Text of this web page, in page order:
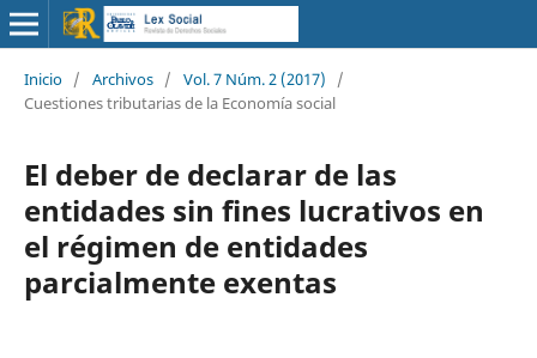
Inicio / Archivos / Vol. 7 Núm. 2 (2017)
/
Cuestiones tributarias de la Economía social
El deber de declarar de las
entidades sin fines lucrativos en
el régimen de entidades
parcialmente exentas